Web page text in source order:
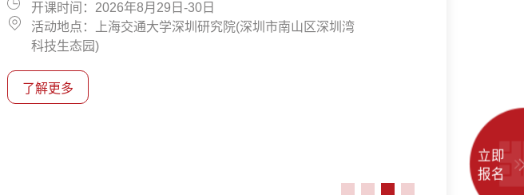
立即
报名
开课时间：2026年8月1日
活动地点：上海交大深圳行业研究院
了解更多
开课时间：8月8日（周六）15:00—17:00
活动地点：深圳图书馆中心馆五楼报告厅
了解更多
开课时间：2026年8月7日14:30-16:30
活动地点：上海交通大学深圳研究院
了解更多
开课时间：2026年8月29日-30日
活动地点：上海交通大学深圳研究院(深圳市南山区深圳湾
科技生态园)
了解更多
开课时间：2026年8月1日
活动地点：上海交大深圳行业研究院
了解更多
开课时间：8月8日（周六）15:00—17:00
活动地点：深圳图书馆中心馆五楼报告厅
了解更多